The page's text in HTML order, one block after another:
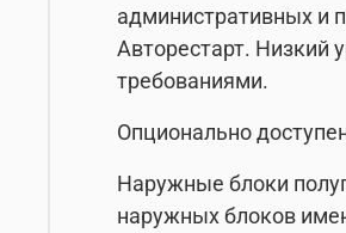
административных и
Авторестарт. Низкий
требованиями.
Опционально
Наружные блоки
наружных блоков